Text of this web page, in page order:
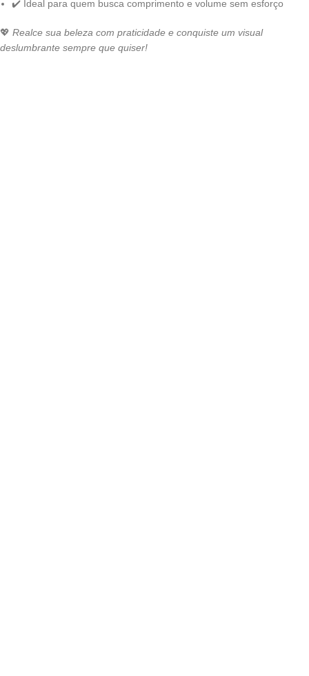
✔️ Ideal para quem busca comprimento e volume sem esforço
💖 Realce sua beleza com praticidade e conquiste um visual
deslumbrante sempre que quiser!